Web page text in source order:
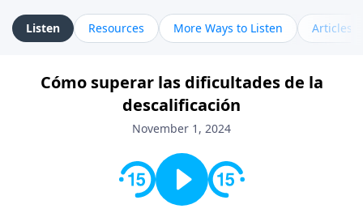
Listen Resources More Ways to Listen Articles
Cómo superar las dificultades de la
descalificación
November 1, 2024